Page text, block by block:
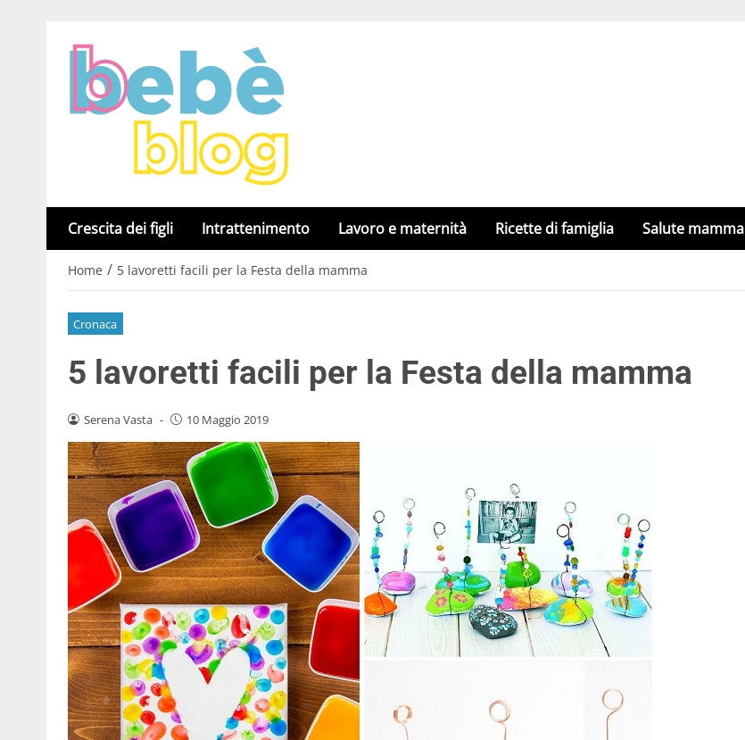
Crescita dei figli Intrattenimento Lavoro e maternità Ricette di famiglia Salute mamma
Home / 5 lavoretti facili per la Festa della mamma
Cronaca
5 lavoretti facili per la Festa della mamma
Serena Vasta - 10 Maggio 2019